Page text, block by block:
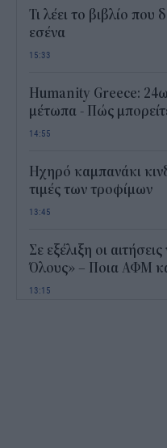
Τι λέει το βιβλίο που
εσένα
15:33
Humanity Greece:
μέτωπα - Πώς
14:55
Ηχηρό καμπανάκι
τιμές των τροφίμων
13:45
Σε εξέλιξη οι
Όλους» – Ποια ΑΦΜ
13:15